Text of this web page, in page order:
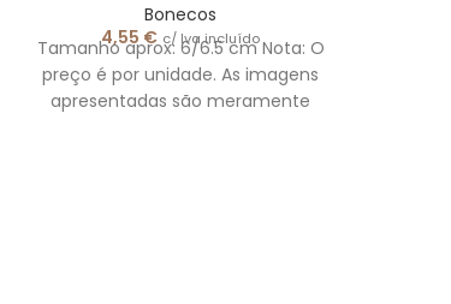
Bonecos
4,55 € c/ Iva incluído
Tamanho aprox: 6/6.5 cm Nota: O
preço é por unidade. As imagens
apresentadas são meramente